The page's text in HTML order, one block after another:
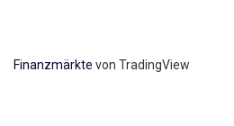
Finanzmärkte von TradingView